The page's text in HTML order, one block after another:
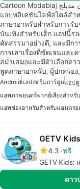
Cartoon Modablaj كرتون مدبلج, พัฒนาโดย Salah Senpai, เป็น
แอปพลิเคชันไลฟ์สไตล์สำ
ภาษาอาหรับสำหรับการรั
บันเทิงสำหรับเด็ก แอปนี้ร
คัดสรรมาอย่างดี, และมีก
การเล่าเรื่องที่ชัดเจนและ
สม่ำเสมอและมีตัวเลือกด
พูดภาษาอาหรับ, ผู้ปกครอ
Androidแอปสตรีมการ์ตูนแอปดู
แอพช่องอาหรับสำหรับแอนดรอ
GETV Kids
4.3 ฟรี
GETV
ดาว